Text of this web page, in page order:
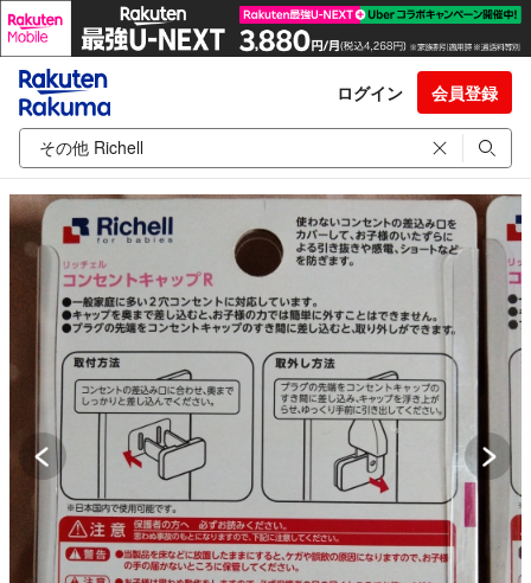
ログイン 会員登録